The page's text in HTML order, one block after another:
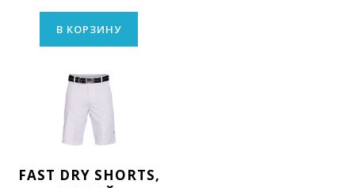
В КОРЗИНУ
FAST DRY SHORTS,